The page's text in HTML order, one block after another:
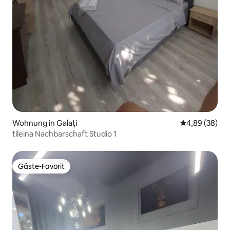
Wohnung in Galați
4,89 (38)
tileina Nachbarschaft Studio 1
Gäste-Favorit
Gäste-Favorit